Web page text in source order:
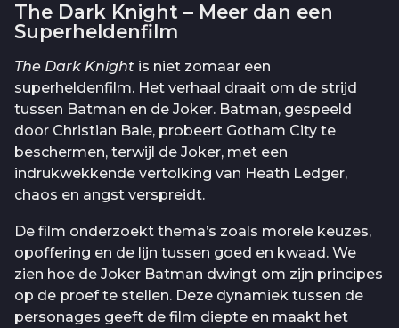
The Dark Knight – Meer dan een
Superheldenfilm
The Dark Knight is niet zomaar een
superheldenfilm. Het verhaal draait om de strijd
tussen Batman en de Joker. Batman, gespeeld
door Christian Bale, probeert Gotham City te
beschermen, terwijl de Joker, met een
indrukwekkende vertolking van Heath Ledger,
chaos en angst verspreidt.
De film onderzoekt thema’s zoals morele keuzes,
opoffering en de lijn tussen goed en kwaad. We
zien hoe de Joker Batman dwingt om zijn principes
op de proef te stellen. Deze dynamiek tussen de
personages geeft de film diepte en maakt het